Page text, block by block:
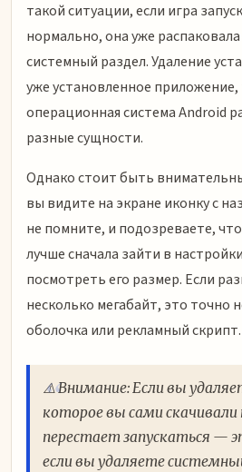
такой ситуации, если игра
нормально, она уже
системный раздел. Удаление
уже установленное приложение,
операционная система Android
разные сущности.
Однако стоит быть
вы видите на экране иконку с
не помните, и подозреваете,
лучше сначала зайти в
посмотреть его размер. Если
несколько мегабайт, это точно
оболочка или рекламный скрипт.
⚠️ Внимание: Если вы
которое вы сами скачивали
перестает запускаться —
если вы удаляете